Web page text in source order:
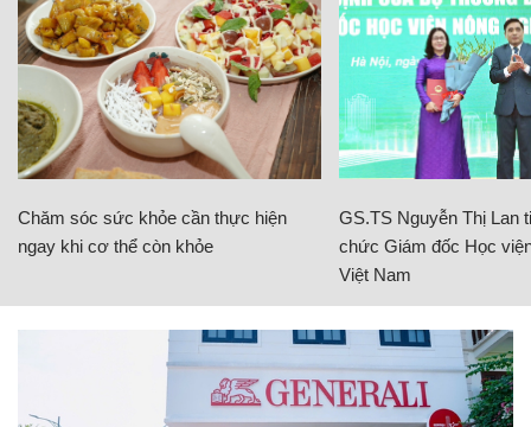
Chăm sóc sức khỏe cần thực hiện
ngay khi cơ thể còn khỏe
GS.TS Nguyễn Thị Lan
chức Giám đốc Học
Việt Nam